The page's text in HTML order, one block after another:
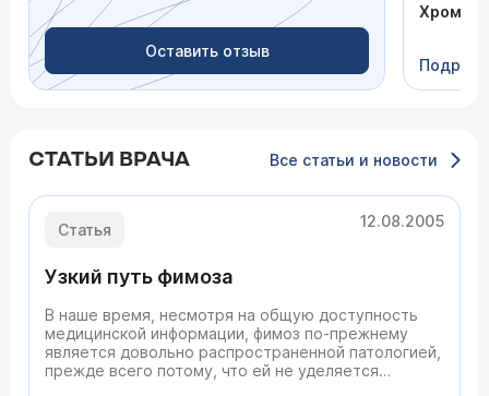
Оставить отзыв
Хромов
СТАТЬИ ВРАЧА Все статьи и новости
Статья 12.08.2005
Узкий путь фимоза
В наше время, несмотря на общую доступность
медицинской информации, фимоз по-прежнему
является довольно распространенной патологией,
прежде всего потому, что ей не уделяется